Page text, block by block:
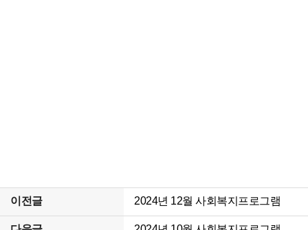
이전글 2024년 12월 사회복지프로그램